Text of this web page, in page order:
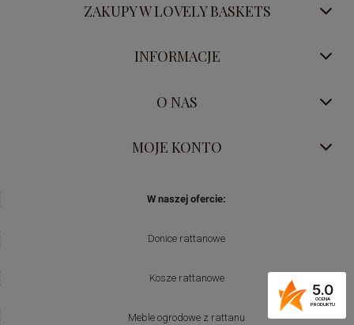
ZAKUPY W LOVELY BASKETS
INFORMACJE
O NAS
MOJE KONTO
W naszej ofercie:
Donice rattanowe
Kosze rattanowe
Meble ogrodowe z rattanu
5.0
OCENA
PRODUKTU